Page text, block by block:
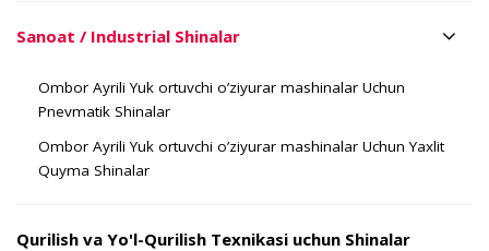
Sanoat / Industrial Shinalar
Ombor Ayrili Yuk ortuvchi o’ziyurar mashinalar Uchun
Pnevmatik Shinalar
Ombor Ayrili Yuk ortuvchi o’ziyurar mashinalar Uchun Yaxlit
Quyma Shinalar
Qurilish va Yo'l-Qurilish Texnikasi uchun Shinalar